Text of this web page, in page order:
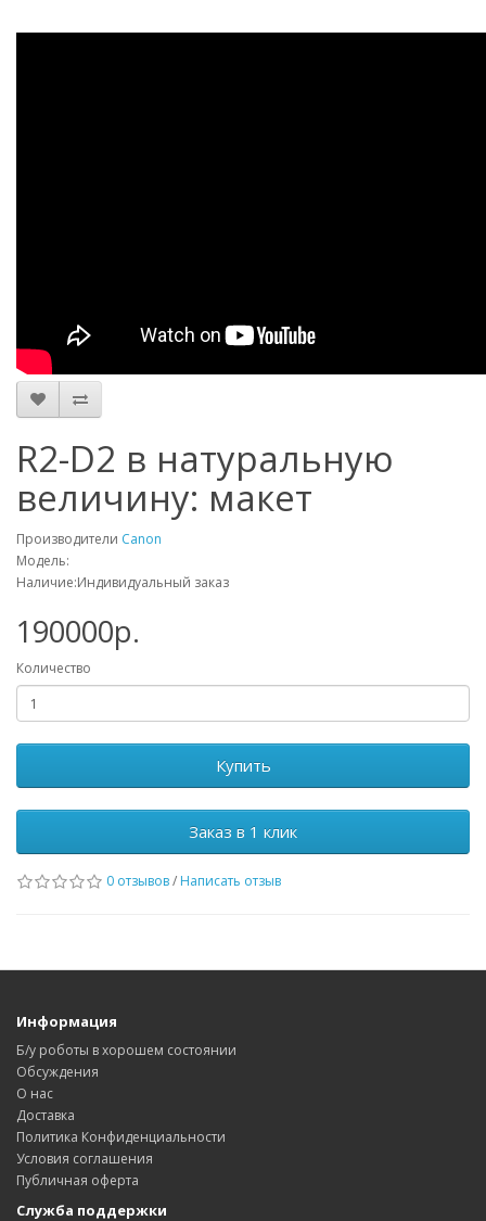
R2-D2 в натуральную
величину: макет
Производители Canon
Модель:
Наличие:Индивидуальный заказ
190000р.
Количество
Купить
Заказ в 1 клик
0 отзывов/ Написать отзыв
Информация
Б/у роботы в хорошем состоянии
Обсуждения
О нас
Доставка
Политика Конфиденциальности
Условия соглашения
Публичная оферта
Служба поддержки